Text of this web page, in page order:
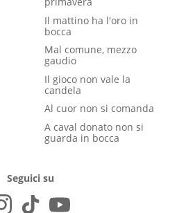
Il mattino ha l'oro in
bocca
Mal comune, mezzo
gaudio
Il gioco non vale la
candela
Al cuor non si comanda
A caval donato non si
guarda in bocca
Seguici su